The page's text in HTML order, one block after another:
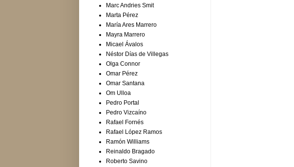
Marc Andries Smit
Marta Pérez
María Ares Marrero
Mayra Marrero
Micael Ávalos
Néstor Días de Villegas
Olga Connor
Omar Pérez
Omar Santana
Om Ulloa
Pedro Portal
Pedro Vizcaíno
Rafael Fornés
Rafael López Ramos
Ramón Williams
Reinaldo Bragado
Roberto Savino